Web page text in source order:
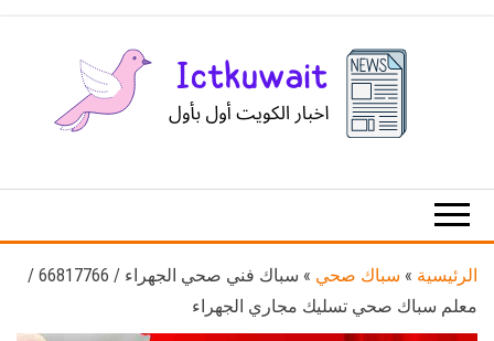
الكويت
الرئيسية » سباك صحي »
سباك فني صحي الجهراء / 66817766 /
معلم سباك صحي تسليك مجاري الجهراء